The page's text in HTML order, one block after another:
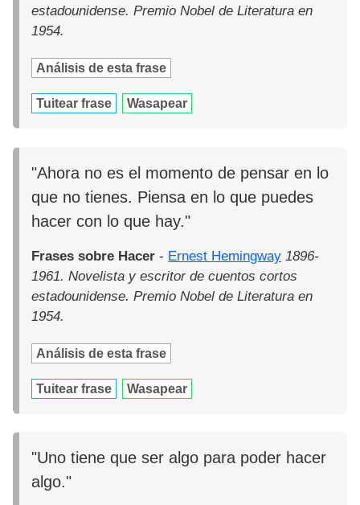
estadounidense. Premio Nobel de Literatura en
1954.
Análisis de esta frase
Tuitear frase Wasapear
"Ahora no es el momento de pensar en lo
que no tienes. Piensa en lo que puedes
hacer con lo que hay."
Frases sobre Hacer - Ernest Hemingway 1896-
1961. Novelista y escritor de cuentos cortos
estadounidense. Premio Nobel de Literatura en
1954.
Análisis de esta frase
Tuitear frase Wasapear
"Uno tiene que ser algo para poder hacer
algo."